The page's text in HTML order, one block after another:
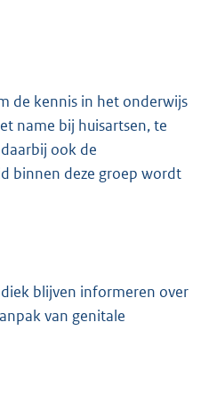
de kennis in het onderwijs
name bij huisartsen, te
ook de
binnen deze groep wordt
blijven informeren over
van genitale